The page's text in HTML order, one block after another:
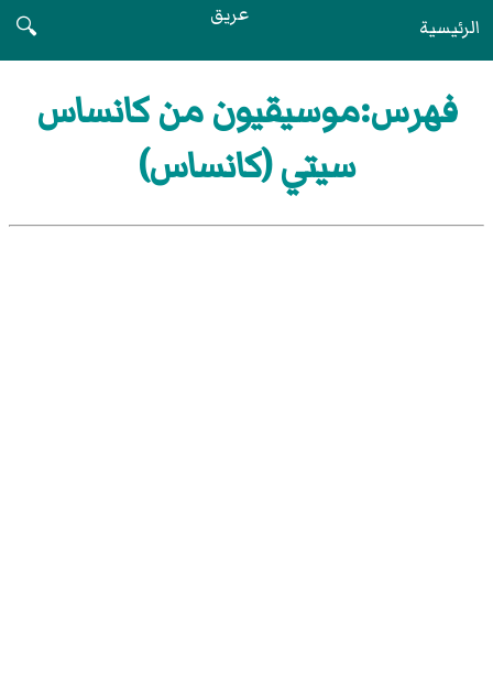
الرئيسية عريق
🔍
فهرس:موسيقيون من كانساس
سيتي (كانساس)